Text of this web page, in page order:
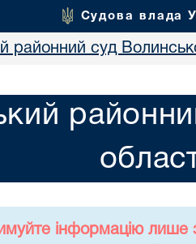
Судова влада
районний суд
інформацію лише